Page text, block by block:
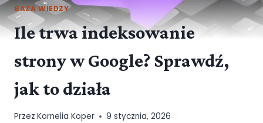
BAZA WIEDZY
Ile trwa indeksowanie
strony w Google? Sprawdź,
jak to działa
Przez Kornelia Koper 9 stycznia, 2026